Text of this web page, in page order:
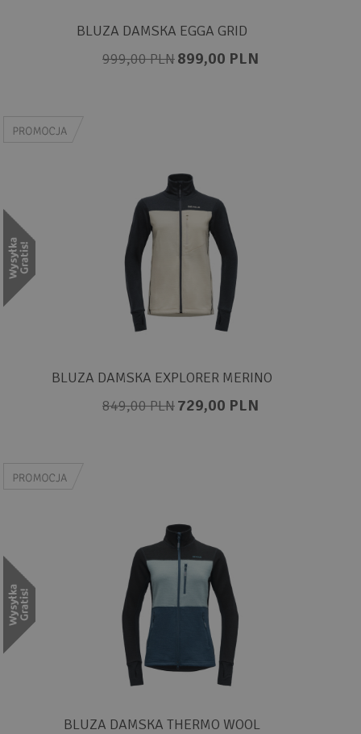
BLUZA DAMSKA EGGA GRID
999,00 PLN899,00 PLN
BLUZA DAMSKA EXPLORER MERINO
849,00 PLN729,00 PLN
BLUZA DAMSKA THERMO WOOL